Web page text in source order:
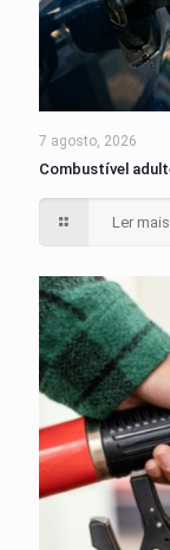
7 agosto, 2026
Combustível
Ler mais